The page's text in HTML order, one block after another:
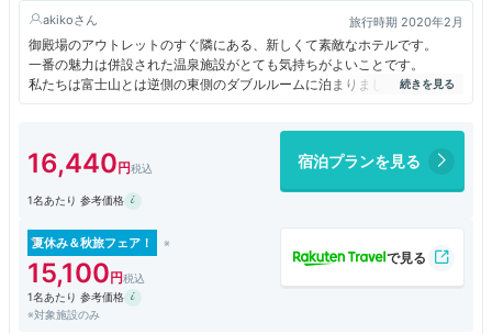
akiko 旅行時期 2020年2月
御殿場のアウトレットのすぐ隣にある、新しくて素敵なホテルです。
一番の魅力は併設された温泉施設がとても気持ちがよいことです。
私たちは富士山とは逆側の東側のダブルルームに泊まりましたが、
西側の部屋と比較すると、窓が半分ぐらいの大きさです。
（温泉施設があるので、バスタブは不要です）
実際に広いと思います。
ダブルルームはベッドの右側に謎の棚があり、かえって危険だと思いま
また、ベットの入り口側に近い部分に段差があるので、
すねを打ちやすく、ベッドに座りにくい構造だと思います。
ただただ、とにかく新しいので快適に過ごせます。
温泉施設も最高に新しく快適でした。
16,440 宿泊プランを見る
1名あたり 参考価格
夏休み＆秋旅フェア！
15,100
1名あたり 参考価格
※対象施設のみ